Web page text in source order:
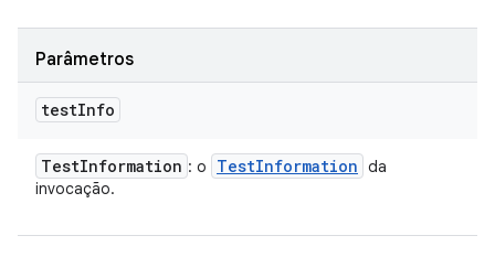
Parâmetros
testInfo
TestInformation : o TestInformation da
invocação.